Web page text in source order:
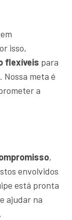
isso,
flexíveis para
meta é
a
,
envolvidos
está pronta
ajudar na